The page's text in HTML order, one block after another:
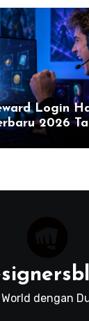
Login
2026
World dengan